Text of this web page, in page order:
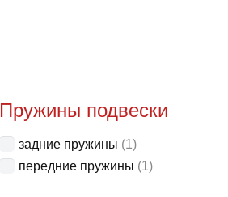
Пружины подвески
задние пружины (1)
передние пружины (1)